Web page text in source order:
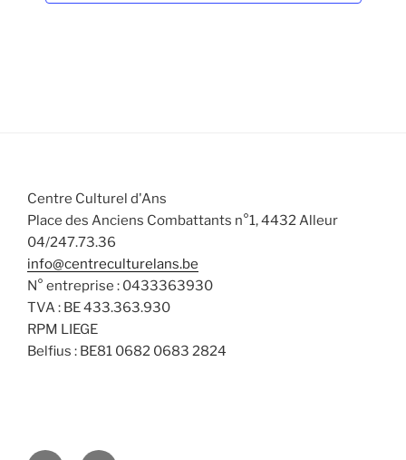
Centre Culturel d'Ans
Place des Anciens Combattants n°1, 4432 Alleur
04/247.73.36
info@centreculturelans.be
N° entreprise : 0433363930
TVA : BE 433.363.930
RPM LIEGE
Belfius : BE81 0682 0683 2824